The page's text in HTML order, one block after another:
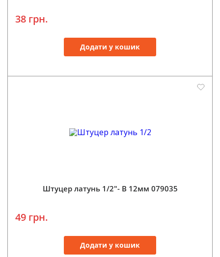
38 грн.
Додати у кошик
Штуцер латунь 1/2"- В 12мм 079035
49 грн.
Додати у кошик